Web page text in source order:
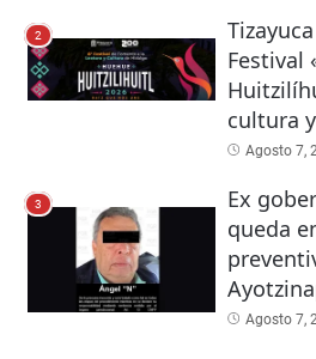
2
Festival
cultura
Agosto 7,
3
Ex
queda
Agosto 7,